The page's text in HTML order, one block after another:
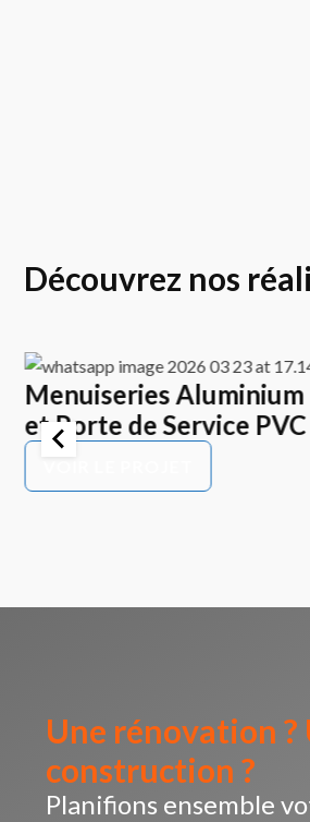
Découvrez nos
Menuiseries
et Porte de Service PVC
Une rénovation ?
construction ?
Planifions ensemble